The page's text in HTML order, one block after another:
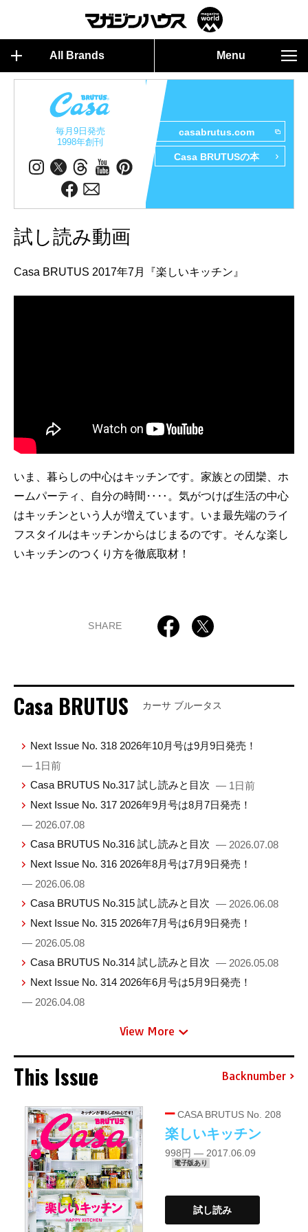
All Brands Menu
毎月9日発売
1998年創刊
casabrutus.com
Casa BRUTUSの本
試し読み動画
Casa BRUTUS 2017年7月『楽しいキッチン』
いま、暮らしの中心はキッチンです。家族との団欒、ホ
ームパーティ、自分の時間‥‥。気がつけば生活の中心
はキッチンという人が増えています。いま最先端のライ
フスタイルはキッチンからはじまるのです。そんな楽し
いキッチンのつくり方を徹底取材！
SHARE
Casa BRUTUS カーサ ブルータス
Next Issue No. 318 2026年10月号は9月9日発売！
— 1日前
Casa BRUTUS No.317 試し読みと目次 — 1日前
Next Issue No. 317 2026年9月号は8月7日発売！
— 2026.07.08
Casa BRUTUS No.316 試し読みと目次 — 2026.07.08
Next Issue No. 316 2026年8月号は7月9日発売！
— 2026.06.08
Casa BRUTUS No.315 試し読みと目次 — 2026.06.08
Next Issue No. 315 2026年7月号は6月9日発売！
— 2026.05.08
Casa BRUTUS No.314 試し読みと目次 — 2026.05.08
Next Issue No. 314 2026年6月号は5月9日発売！
— 2026.04.08
View More
This Issue Backnumber
CASA BRUTUS No. 208
楽しいキッチン
998円 — 2017.06.09
電子版あり
試し読み